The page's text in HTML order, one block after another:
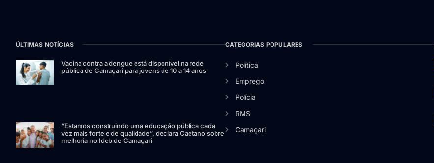
ÚLTIMAS NOTÍCIAS
Vacina contra a dengue está disponível na rede
pública de Camaçari para jovens de 10 a 14 anos
“Estamos construindo uma educação pública cada
vez mais forte e de qualidade”, declara Caetano sobre
melhoria no Ideb de Camaçari
CATEGORIAS POPULARES
Política
Emprego
Polícia
RMS
Camaçari